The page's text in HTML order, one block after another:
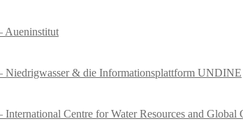
Aueninstitut
Niedrigwasser & die Informationsplattform UNDINE
International Centre for Water Resources and Global